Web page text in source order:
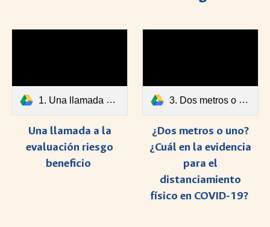
1. Una llamada a la evaluación riesgo beneficio.pdf
Una llamada a la
evaluación riesgo
beneficio
3. Dos metros o uno.pdf
¿Dos metros o uno?
¿Cuál en la evidencia
para el
distanciamiento
físico en COVID-19?